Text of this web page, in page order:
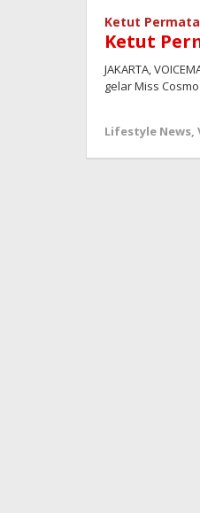
Ketut Permata
Ketut
JAKARTA,
gelar Miss
Lifestyle News,